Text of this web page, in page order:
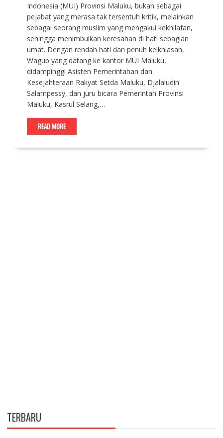
Indonesia (MUI) Provinsi Maluku, bukan sebagai
pejabat yang merasa tak tersentuh kritik, melainkan
sebagai seorang muslim yang mengakui kekhilafan,
sehingga menimbulkan keresahan di hati sebagian
umat. Dengan rendah hati dan penuh keikhlasan,
Wagub yang datang ke kantor MUI Maluku,
didampinggi Asisten Pemerintahan dan
Kesejahteraan Rakyat Setda Maluku, Djalaludin
Salampessy, dan juru bicara Pemerintah Provinsi
Maluku, Kasrul Selang,…
READ MORE
TERBARU